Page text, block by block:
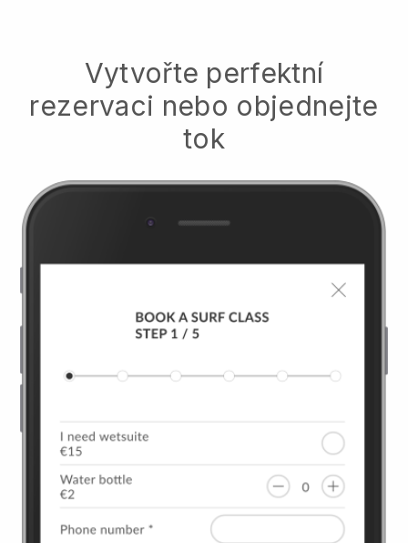
Vytvořte perfektní
rezervaci nebo objednejte
tok